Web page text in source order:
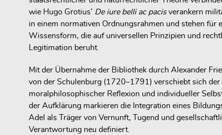
wie Hugo Grotius’ De iure belli ac pacisverankern
in einem normativen Ordnungsrahmen und stehen für
Wissensform, die auf universellen Prinzipien und
Legitimation beruht.
Mit der Übernahme der Bibliothek durch Alexander
von der Schulenburg (1720–1791) verschiebt sich der
moralphilosophischer Reflexion und individueller
der Aufklärung markieren die Integration eines
Adel als Träger von Vernunft, Tugend und
Verantwortung neu definiert.